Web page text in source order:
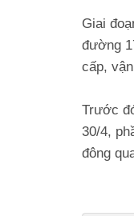
Giai
đường
cấp,
Trước
30/4,
đông